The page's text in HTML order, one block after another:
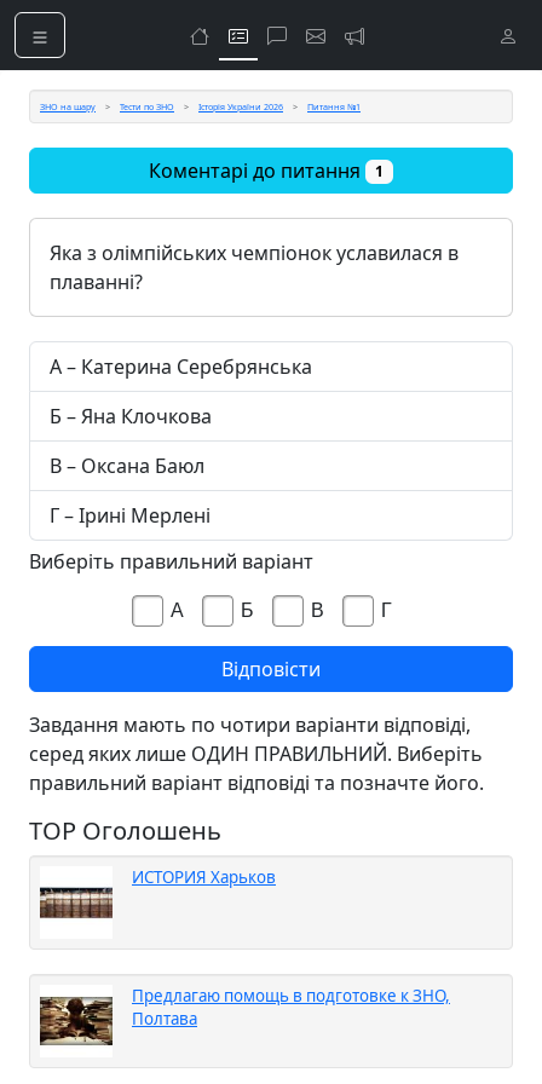
ЗНО на шару Тести по ЗНО Історія України 2026 Питання №1
Коментарі до питання 1
Яка з олімпійських чемпіонок уславилася в
плаванні?
А – Катерина Серебрянська
Б – Яна Клочкова
В – Оксана Баюл
Г – Ірині Мерлені
Виберіть правильний варіант
А Б В Г
Завдання мають по чотири варіанти відповіді,
серед яких лише ОДИН ПРАВИЛЬНИЙ. Виберіть
правильний варіант відповіді та позначте його.
TOP Оголошень
ИСТОРИЯ Харьков
Предлагаю помощь в подготовке к ЗНО,
Полтава